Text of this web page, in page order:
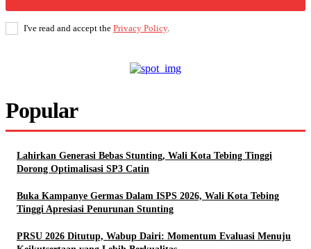
I've read and accept the Privacy Policy.
Popular
Lahirkan Generasi Bebas Stunting, Wali Kota Tebing Tinggi
Dorong Optimalisasi SP3 Catin
Buka Kampanye Germas Dalam ISPS 2026, Wali Kota Tebing
Tinggi Apresiasi Penurunan Stunting
PRSU 2026 Ditutup, Wabup Dairi: Momentum Evaluasi Menuju